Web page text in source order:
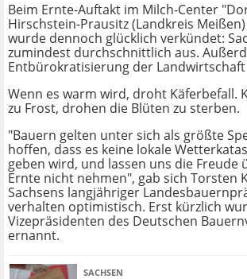
Beim Ernte-Auftakt im Milch-Center
Hirschstein-Prausitz (Landkreis
wurde dennoch glücklich verkündet:
zumindest durchschnittlich aus.
Entbürokratisierung der
Wenn es warm wird, droht Käferbefall.
zu Frost, drohen die Blüten zu sterben.
"Bauern gelten unter sich als größte
hoffen, dass es keine lokale
geben wird, und lassen uns die Freude
Ernte nicht nehmen", gab sich Torsten
Sachsens langjähriger
verhalten optimistisch. Erst kürzlich
Vizepräsidenten des Deutschen
ernannt.
SACHSEN